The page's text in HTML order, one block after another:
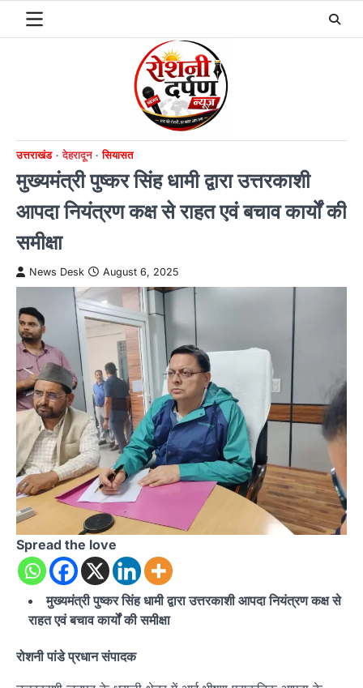
उत्तराखंड देहरादून सियासत
मुख्यमंत्री पुष्कर सिंह धामी द्वारा उत्तरकाशी
आपदा नियंत्रण कक्ष से राहत एवं बचाव कार्यों की
समीक्षा
News Desk August 6, 2025
Spread the love
मुख्यमंत्री पुष्कर सिंह धामी द्वारा उत्तरकाशी आपदा नियंत्रण कक्ष से
राहत एवं बचाव कार्यों की समीक्षा
रोशनी पांडे प्रधान संपादक